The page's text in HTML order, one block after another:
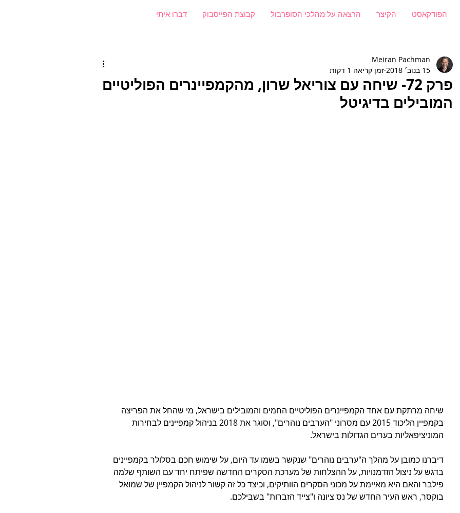
דברו איתי קבוצת הפייסבוק הרצאה על מהלכי הסופרבול הקיצר הפודקאסט
פרק 72- שיחה עם צוריאל שרון, מהקמפיינרים הפוליטיים
המובילים בדיגיטל
Meiran Pachman
15 בנוב׳ 2018
זמן קריאה 1 דקות
שיחה מרתקת עם אחד הקמפיינרים הפוליטיים החמים והמובילים בישראל, מי שהחל את הפריצה
בקמפיין הליכוד 2015 עם מסרוני "הערבים נוהרים", וסוגר את 2018 בניהול קמפיינים לבחירות
המוניציפאליות בערים הגדולות בישראל.
דיברנו כמובן על מהלך ה"ערבים נוהרים" שנקשר בשמו עד היום, על שימוש חכם בסלולר בקמפיינים
בדגש על ניצול הזדמנויות, על ההצלחות של מערכת הסקרים החדשה שפיתח יחד עם השותף שלמה
פילבר והאם היא מאיימת על מכוני הסקרים הוותיקים, וכיצד כל זה קשור לניהול הקמפיין של שמואל
בוקסר, ראש העיר החדש של נס ציונה ו"צייד הזברות" בשבילכם.